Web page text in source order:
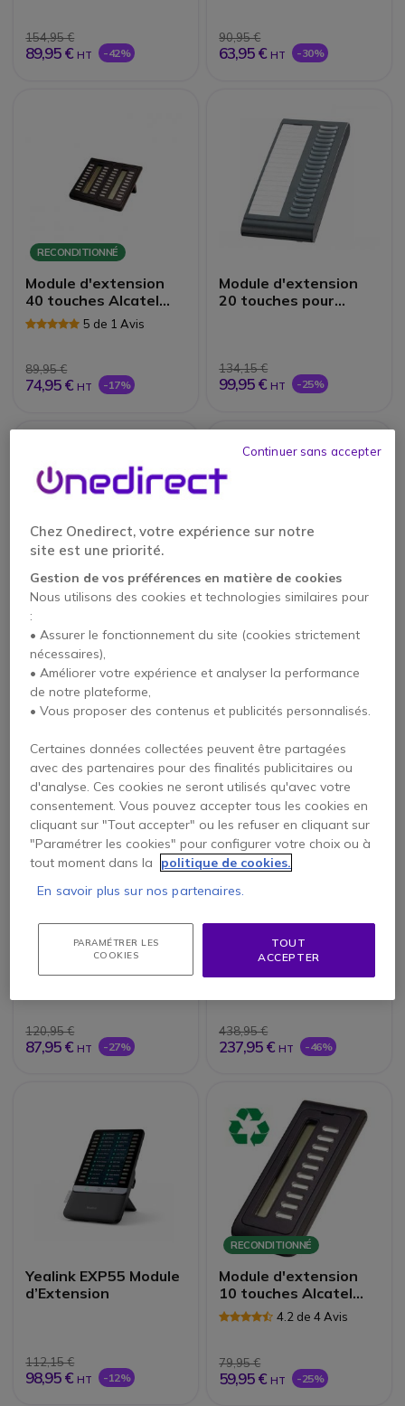
154,95 €
89,95 € HT -42%
90,95 €
63,95 € HT -30%
RECONDITIONNÉ
Module d'extension
40 touches Alcatel
séries 8 / 9
Reconditionné
5 de 1 Avis
89,95 €
74,95 € HT -17%
Module d'extension
20 touches pour
134,15 €
99,95 € HT -25%
Alcatel-Lucent ALE-
100
48,95 €
44,95 € HT
14 touches Alcatel
77,95 € HT -54%
Yealink EXP43
120,95 €
87,95 € HT -27%
Alcatel-Lucent ALE-
438,95 €
237,95 € HT -46%
Yealink EXP55 Module
d’Extension
112,15 €
98,95 € HT -12%
RECONDITIONNÉ
Module d'extension
10 touches Alcatel
séries 8 & 9 -
Reconditionné
4.2 de 4 Avis
79,95 €
59,95 € HT -25%
Chez Onedirect, votre expérience sur notre
site est une priorité.
Gestion de vos préférences en matière de cookies
Nous utilisons des cookies et technologies similaires pour
:
• Assurer le fonctionnement du site (cookies strictement
nécessaires),
• Améliorer votre expérience et analyser la performance
de notre plateforme,
• Vous proposer des contenus et publicités personnalisés.
Certaines données collectées peuvent être partagées
avec des partenaires pour des finalités publicitaires ou
d'analyse. Ces cookies ne seront utilisés qu'avec votre
consentement. Vous pouvez accepter tous les cookies en
cliquant sur "Tout accepter" ou les refuser en cliquant sur
"Paramétrer les cookies" pour configurer votre choix ou à
tout moment dans la
politique de cookies.
En savoir plus sur nos partenaires.
PARAMÉTRER LES
COOKIES
TOUT
ACCEPTER
Continuer sans accepter